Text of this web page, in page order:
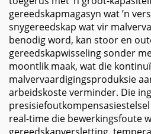
gereedskapmagasyn wat ’n
snygereedskap wat vir
benodig word, kan stoor en
gereedskapwisseling sonder
moontlik maak, wat die
malvervaardigingsproduksie
arbeidskoste verminder. Die
real-time die bewerkingsfoute